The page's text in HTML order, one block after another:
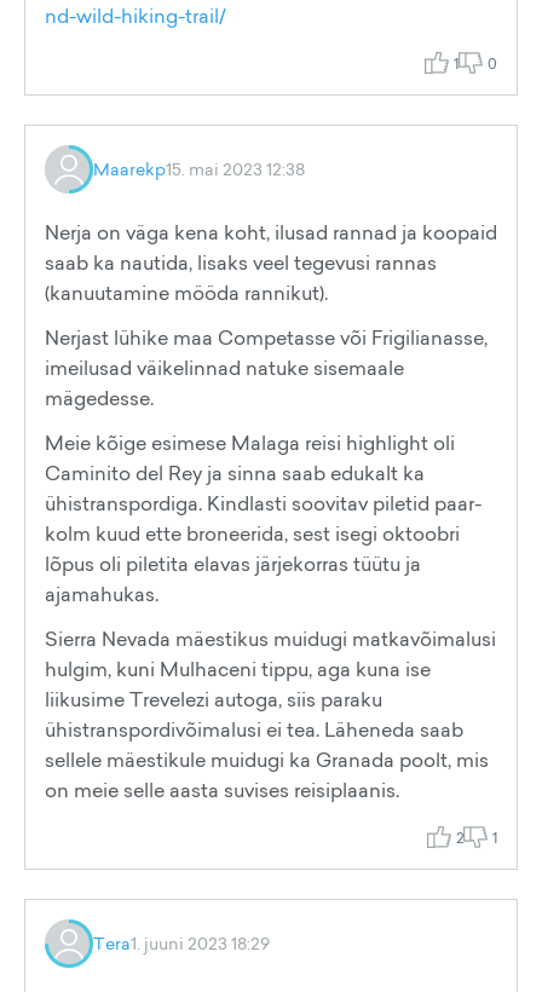
nd-wild-hiking-trail/
1 0
Maarekp15. mai 2023 12:38
Nerja on väga kena koht, ilusad rannad ja koopaid
saab ka nautida, lisaks veel tegevusi rannas
(kanuutamine mööda rannikut).
Nerjast lühike maa Competasse või Frigilianasse,
imeilusad väikelinnad natuke sisemaale
mägedesse.
Meie kõige esimese Malaga reisi highlight oli
Caminito del Rey ja sinna saab edukalt ka
ühistranspordiga. Kindlasti soovitav piletid paar-
kolm kuud ette broneerida, sest isegi oktoobri
lõpus oli piletita elavas järjekorras tüütu ja
ajamahukas.
Sierra Nevada mäestikus muidugi matkavõimalusi
hulgim, kuni Mulhaceni tippu, aga kuna ise
liikusime Trevelezi autoga, siis paraku
ühistranspordivõimalusi ei tea. Läheneda saab
sellele mäestikule muidugi ka Granada poolt, mis
on meie selle aasta suvises reisiplaanis.
2 1
Tera1. juuni 2023 18:29